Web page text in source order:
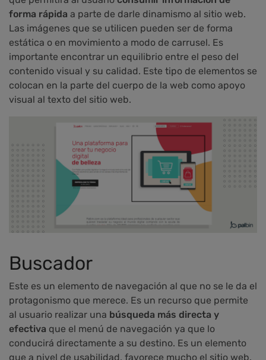
forma rápida a parte de darle dinamismo al sitio web.
Las imágenes que se utilicen pueden ser de forma
estática o en movimiento a modo de carrusel. Es
importante encontrar un equilibrio entre el peso del
contenido visual y su calidad. Este tipo de elementos se
colocan en la parte del cuerpo de la web como apoyo
visual al texto del sitio web.
Buscador
Este es un elemento de navegación al que no se le da el
protagonismo que merece. Es un recurso que permite
al usuario realizar una búsqueda más directa y
efectiva que el menú de navegación ya que lo
conducirá directamente a su destino. Es un elemento
que a nivel de usabilidad, favorece mucho el sitio web.